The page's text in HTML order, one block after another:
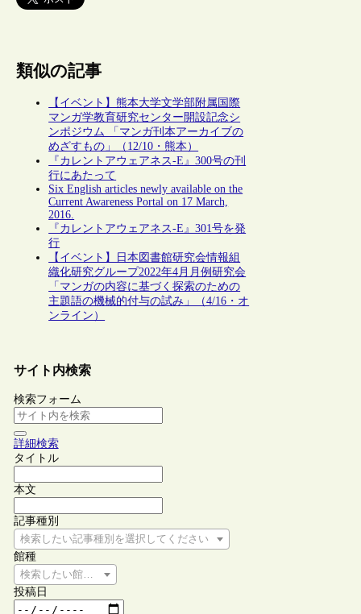
類似の記事
【イベント】熊本大学文学部附属国際
マンガ学教育研究センター開設記念シ
ンポジウム 「マンガ刊本アーカイブの
めざすもの」（12/10・熊本）
『カレントアウェアネス-E』300号の刊
行にあたって
Six English articles newly available on the
Current Awareness Portal on 17 March,
2016.
『カレントアウェアネス-E』301号を発
行
【イベント】日本図書館研究会情報組
織化研究グループ2022年4月月例研究会
「マンガの内容に基づく探索のための
主題語の機械的付与の試み」（4/16・オ
ンライン）
サイト内検索
検索フォーム
詳細検索
タイトル
本文
記事種別
検索したい記事種別を選択してください
館種
検索したい館種を選択してください
投稿日